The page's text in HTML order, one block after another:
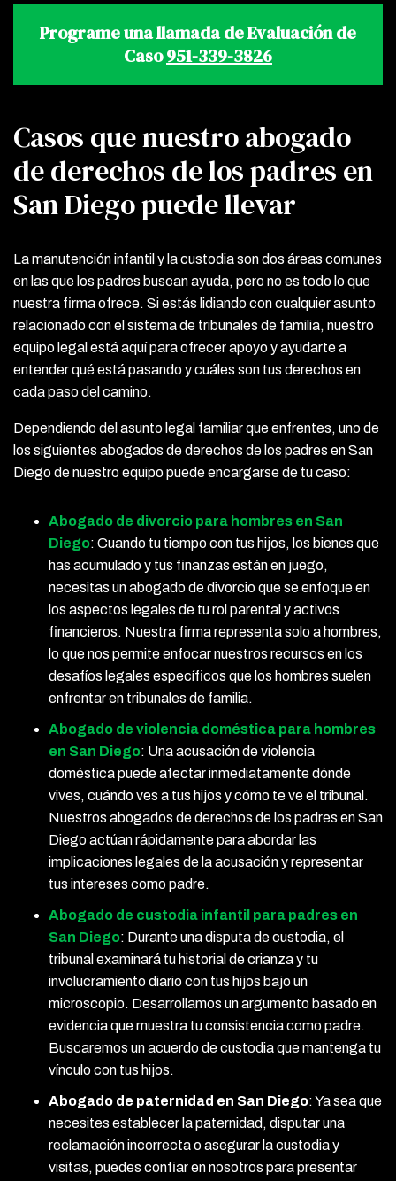
Programe una llamada de Evaluación de
Caso951-339-3826
Casos que nuestro abogado
de derechos de los padres en
San Diego puede llevar
La manutención infantil y la custodia son dos áreas comunes
en las que los padres buscan ayuda, pero no es todo lo que
nuestra firma ofrece. Si estás lidiando con cualquier asunto
relacionado con el sistema de tribunales de familia, nuestro
equipo legal está aquí para ofrecer apoyo y ayudarte a
entender qué está pasando y cuáles son tus derechos en
cada paso del camino.
Dependiendo del asunto legal familiar que enfrentes, uno de
los siguientes abogados de derechos de los padres en San
Diego de nuestro equipo puede encargarse de tu caso:
Abogado de divorcio para hombres en San
Diego: Cuando tu tiempo con tus hijos, los bienes que
has acumulado y tus finanzas están en juego,
necesitas un abogado de divorcio que se enfoque en
los aspectos legales de tu rol parental y activos
financieros. Nuestra firma representa solo a hombres,
lo que nos permite enfocar nuestros recursos en los
desafíos legales específicos que los hombres suelen
enfrentar en tribunales de familia.
Abogado de violencia doméstica para hombres
en San Diego: Una acusación de violencia
doméstica puede afectar inmediatamente dónde
vives, cuándo ves a tus hijos y cómo te ve el tribunal.
Nuestros abogados de derechos de los padres en San
Diego actúan rápidamente para abordar las
implicaciones legales de la acusación y representar
tus intereses como padre.
Abogado de custodia infantil para padres en
San Diego: Durante una disputa de custodia, el
tribunal examinará tu historial de crianza y tu
involucramiento diario con tus hijos bajo un
microscopio. Desarrollamos un argumento basado en
evidencia que muestra tu consistencia como padre.
Buscaremos un acuerdo de custodia que mantenga tu
vínculo con tus hijos.
Abogado de paternidad en San Diego: Ya sea que
necesites establecer la paternidad, disputar una
reclamación incorrecta o asegurar la custodia y
visitas, puedes confiar en nosotros para presentar